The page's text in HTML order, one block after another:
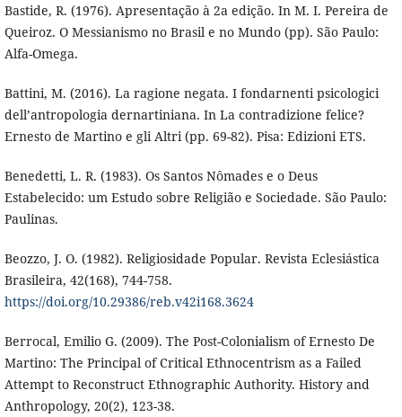
Bastide, R. (1976). Apresentação à 2a edição. In M. I. Pereira de
Queiroz. O Messianismo no Brasil e no Mundo (pp). São Paulo:
Alfa-Omega.
Battini, M. (2016). La ragione negata. I fondarnenti psicologici
dell’antropologia dernartiniana. In La contradizione felice?
Ernesto de Martino e gli Altri (pp. 69-82). Pisa: Edizioni ETS.
Benedetti, L. R. (1983). Os Santos Nômades e o Deus
Estabelecido: um Estudo sobre Religião e Sociedade. São Paulo:
Paulinas.
Beozzo, J. O. (1982). Religiosidade Popular. Revista Eclesiástica
Brasileira, 42(168), 744-758.
https://doi.org/10.29386/reb.v42i168.3624
Berrocal, Emilio G. (2009). The Post-Colonialism of Ernesto De
Martino: The Principal of Critical Ethnocentrism as a Failed
Attempt to Reconstruct Ethnographic Authority. History and
Anthropology, 20(2), 123-38.